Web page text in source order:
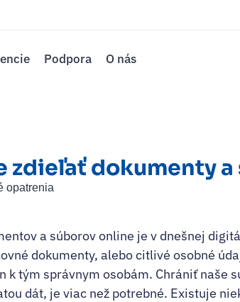
Podpora O nás
zdieľať dokumenty
opatrenia
a súborov online je v dnešnej
dokumenty, alebo citlivé osobné
tým správnym osobám. Chrániť naše
dát, je viac než potrebné. Existuje